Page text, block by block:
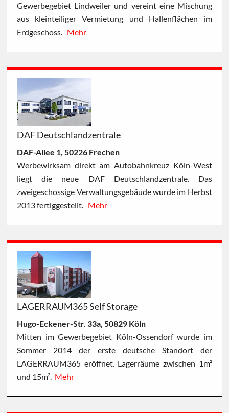
Gewerbegebiet Lindweiler und vereint eine Mischung
aus kleinteiliger Vermietung und Hallenflächen im
Erdgeschoss. Mehr
DAF Deutschlandzentrale
DAF-Allee 1, 50226 Frechen
Werbewirksam direkt am Autobahnkreuz Köln-West
liegt die neue DAF Deutschlandzentrale. Das
zweigeschossige Verwaltungsgebäude wurde im Herbst
2013 fertiggestellt. Mehr
LAGERRAUM365 Self Storage
Hugo-Eckener-Str. 33a, 50829 Köln
Mitten im Gewerbegebiet Köln-Ossendorf wurde im
Sommer 2014 der erste deutsche Standort der
LAGERRAUM365 eröffnet. Lagerräume zwischen 1m²
und 15m². Mehr